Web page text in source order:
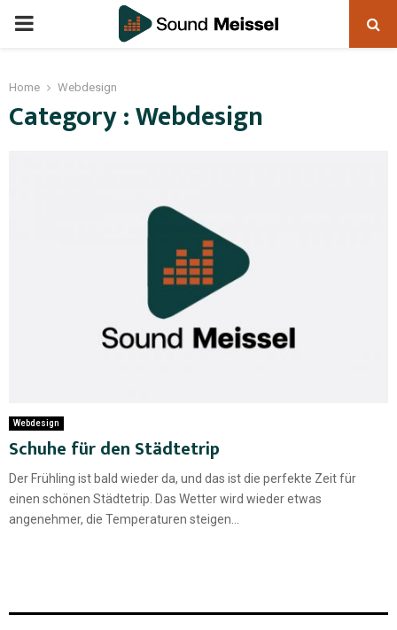
Home Webdesign
Category : Webdesign
Webdesign
Schuhe für den Städtetrip
Der Frühling ist bald wieder da, und das ist die perfekte Zeit für
einen schönen Städtetrip. Das Wetter wird wieder etwas
angenehmer, die Temperaturen steigen...